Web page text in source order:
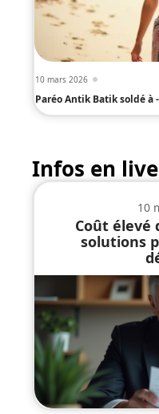
10 mars 2026
Paréo Antik Batik soldé à
Infos en live
10
Coût élevé
solutions